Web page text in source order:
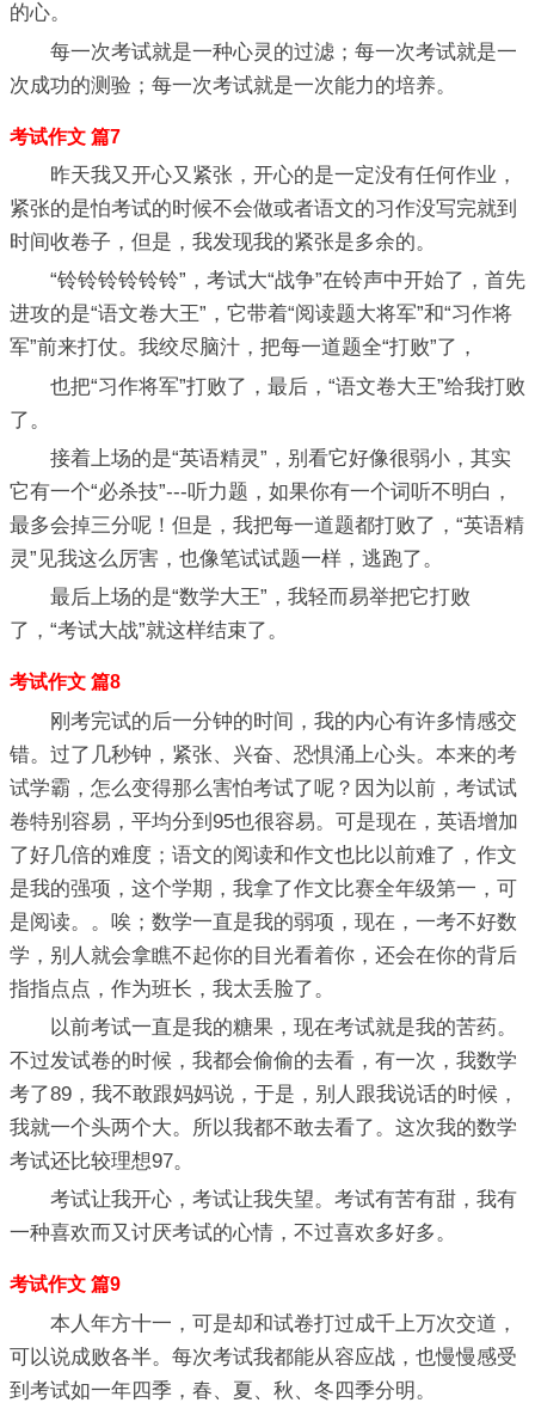
的心。
每一次考试就是一种心灵的过滤；每一次考试就是一
次成功的测验；每一次考试就是一次能力的培养。
考试作文 篇7
昨天我又开心又紧张，开心的是一定没有任何作业，
紧张的是怕考试的时候不会做或者语文的习作没写完就到
时间收卷子，但是，我发现我的紧张是多余的。
“铃铃铃铃铃铃”，考试大“战争”在铃声中开始了，首先
进攻的是“语文卷大王”，它带着“阅读题大将军”和“习作将
军”前来打仗。我绞尽脑汁，把每一道题全“打败”了，
也把“习作将军”打败了，最后，“语文卷大王”给我打败
了。
接着上场的是“英语精灵”，别看它好像很弱小，其实
它有一个“必杀技”---听力题，如果你有一个词听不明白，
最多会掉三分呢！但是，我把每一道题都打败了，“英语精
灵”见我这么厉害，也像笔试试题一样，逃跑了。
最后上场的是“数学大王”，我轻而易举把它打败
了，“考试大战”就这样结束了。
考试作文 篇8
刚考完试的后一分钟的时间，我的内心有许多情感交
错。过了几秒钟，紧张、兴奋、恐惧涌上心头。本来的考
试学霸，怎么变得那么害怕考试了呢？因为以前，考试试
卷特别容易，平均分到95也很容易。可是现在，英语增加
了好几倍的难度；语文的阅读和作文也比以前难了，作文
是我的强项，这个学期，我拿了作文比赛全年级第一，可
是阅读。。唉；数学一直是我的弱项，现在，一考不好数
学，别人就会拿瞧不起你的目光看着你，还会在你的背后
指指点点，作为班长，我太丢脸了。
以前考试一直是我的糖果，现在考试就是我的苦药。
不过发试卷的时候，我都会偷偷的去看，有一次，我数学
考了89，我不敢跟妈妈说，于是，别人跟我说话的时候，
我就一个头两个大。所以我都不敢去看了。这次我的数学
考试还比较理想97。
考试让我开心，考试让我失望。考试有苦有甜，我有
一种喜欢而又讨厌考试的心情，不过喜欢多好多。
考试作文 篇9
本人年方十一，可是却和试卷打过成千上万次交道，
可以说成败各半。每次考试我都能从容应战，也慢慢感受
到考试如一年四季，春、夏、秋、冬四季分明。